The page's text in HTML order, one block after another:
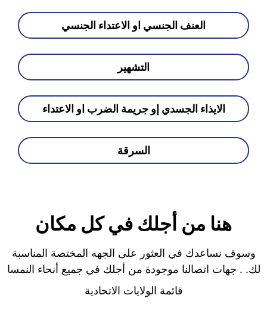
العنف الجنسي او الاعتداء الجنسي
التشهير
الايذاء الجسدي إو جريمة الضرب او الاعتداء
السرقة
هنا من أجلك في كل مكان
وسوف نساعدك في العثور على الجهه المختصة المناسبة
لك. . جهات اتصالنا موجودة من أجلك في جميع أنحاء النمسا
قائمة الولايات الاتحادية